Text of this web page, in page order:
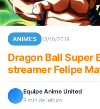
ANIMES 13/10/2018
Dragon Ball Super
streamer Felipe
Equipe Anime United
8 min de leitura